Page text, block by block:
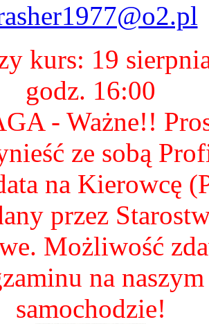
kurs: 19
godz. 16:00
- Ważne!!
ze sobą
na Kierowcę
przez
Możliwość
na naszym
samochodzie!